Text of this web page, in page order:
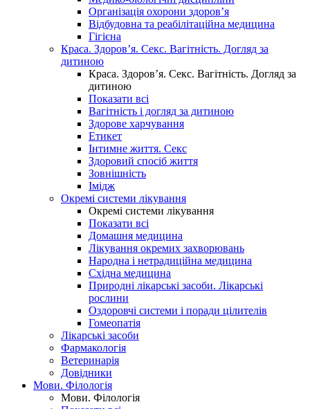
Організація охорони здоров’я
Відбудовна та реабілітаційна медицина
Гігієна
Краса. Здоров’я. Секс. Вагітність. Догляд за
дитиною
Краса. Здоров’я. Секс. Вагітність. Догляд за
дитиною
Показати всі
Вагітність і догляд за дитиною
Здорове харчування
Етикет
Інтимне життя. Секс
Здоровий спосіб життя
Зовнішність
Імідж
Окремі системи лікування
Окремі системи лікування
Показати всі
Домашня медицина
Лікування окремих захворювань
Народна і нетрадиційна медицина
Східна медицина
Природні лікарські засоби. Лікарські
рослини
Оздоровчі системи і поради цілителів
Гомеопатія
Лікарські засоби
Фармакологія
Ветеринарія
Довідники
Мови. Філологія
Мови. Філологія